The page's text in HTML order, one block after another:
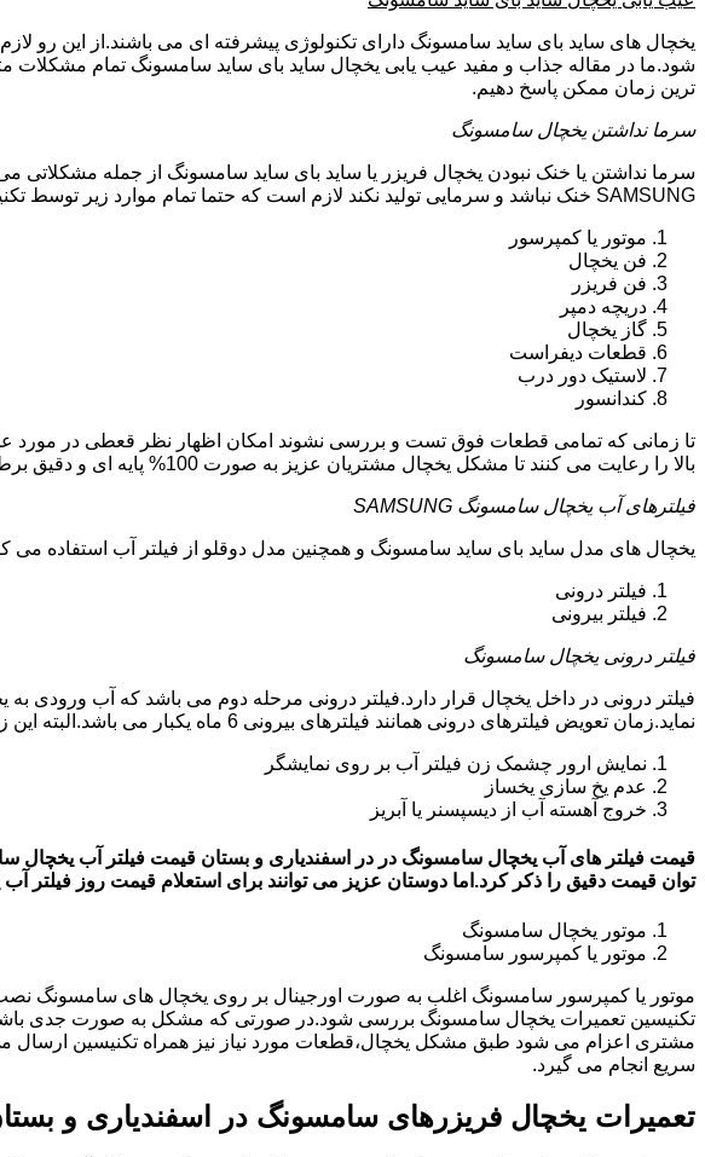
یخچال های ساید بای ساید سامسونگ دارای تکنولوژی پیشرفته ای می باشند.از این رو
شود.ما در مقاله جذاب و مفید عیب یابی یخچال ساید بای ساید سامسونگ تمام مشکلات
ترین زمان ممکن پاسخ دهیم.
سرما نداشتن یخچال سامسونگ
سرما نداشتن یا خنک نبودن یخچال فریزر یا ساید بای ساید سامسونگ از جمله
SAMSUNG خنک نباشد و سرمایی تولید نکند لازم است که حتما تمام موارد زیر توسط تکنیسین تعمیرات یخچال سامسونگ بررسی گردد:
موتور یا کمپرسور
فن یخچال
فن فریزر
دریچه دمپر
گاز یخچال
قطعات دیفراست
لاستیک دور درب
کندانسور
تا زمانی که تمامی قطعات فوق تست و بررسی نشوند امکان اظهار نظر قعطی در مورد
بالا را رعایت می کنند تا مشکل یخچال مشتریان عزیز به صورت 100% پایه ای و دقیق برطرف گردد.
فیلترهای آب یخچال سامسونگ SAMSUNG
یخچال های مدل ساید بای ساید سامسونگ و همچنین مدل دوقلو از فیلتر آب استفاده می کنند.فیلترهای
فیلتر درونی
فیلتر بیرونی
فیلتر درونی یخچال سامسونگ
فیلتر درونی در داخل یخچال قرار دارد.فیلتر درونی مرحله دوم می باشد که آب
نماید.زمان تعویض فیلترهای درونی همانند فیلترهای بیرونی 6 ماه یکبار می باشد.البته این زمان بستگی به کار کردن یا نکردن یخچال دارد.زمانی که فیلترهای آب نیاز به تعویض داشته باشند:
نمایش ارور چشمک زن فیلتر آب بر روی نمایشگر
عدم یخ سازی یخساز
خروج آهسته آب از دیسپسنر یا آبریز
توان قیمت دقیق را ذکر کرد.اما دوستان عزیز می توانند برای استعلام قیمت روز فیلتر آب یخچال سامسونگ
موتور یخچال سامسونگ
موتور یا کمپرسور سامسونگ
موتور یا کمپرسور سامسونگ اغلب به صورت اورجینال بر روی یخچال های سامسونگ
تکنیسین تعمیرات یخچال سامسونگ بررسی شود.در صورتی که مشکل به صورت جدی
مشتری اعزام می شود طبق مشکل یخچال،قطعات مورد نیاز نیز همراه تکنیسین
سریع انجام می گیرد.
تعمیرات یخچال فریزرهای سامسونگ در اسفندیاری و